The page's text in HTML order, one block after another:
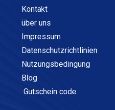
Kontakt
über uns
Impressum
Datenschutzrichtlinien
Nutzungsbedingung
Blog
Gutschein code